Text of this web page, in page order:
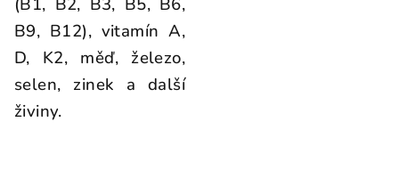
B9, B12), vitamín A,
D, K2, měď, železo,
selen, zinek a další
živiny.